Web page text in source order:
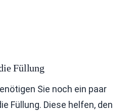
Füllung
Sie noch ein paar
Füllung. Diese helfen, den